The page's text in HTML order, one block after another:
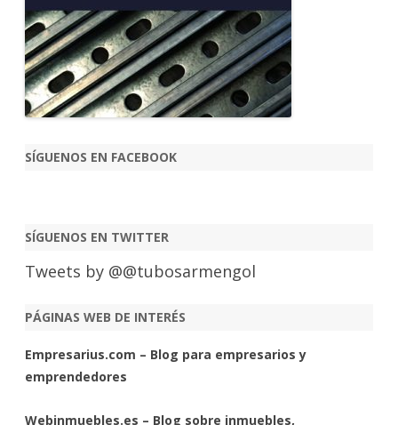
SÍGUENOS EN FACEBOOK
SÍGUENOS EN TWITTER
Tweets by @@tubosarmengol
PÁGINAS WEB DE INTERÉS
Empresarius.com – Blog para empresarios y
emprendedores
Webinmuebles.es – Blog sobre inmuebles,